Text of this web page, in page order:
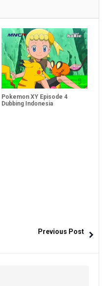
Pokemon XY Episode 4
Dubbing Indonesia
Previous Post